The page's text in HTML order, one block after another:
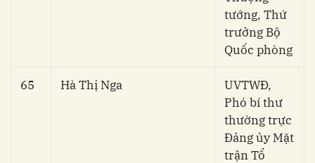
tướng, Thứ
trưởng Bộ
Quốc phòng
65 Hà Thị Nga
UVTWĐ,
Phó bí thư
thường trực
Đảng ủy Mặt
trận Tổ